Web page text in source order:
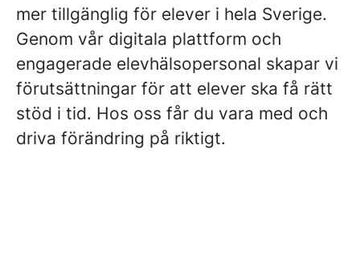
mer tillgänglig för elever i hela Sverige.
Genom vår digitala plattform och
engagerade elevhälsopersonal skapar vi
förutsättningar för att elever ska få rätt
stöd i tid. Hos oss får du vara med och
driva förändring på riktigt.